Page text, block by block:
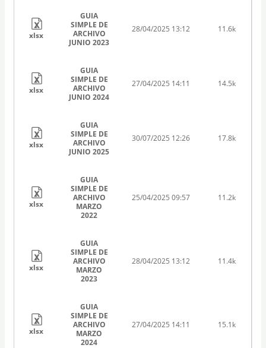
xlsx
GUIA
SIMPLE DE
ARCHIVO
JUNIO 2023
28/04/2025 13:12 11.6k
xlsx
GUIA
SIMPLE DE
ARCHIVO
JUNIO 2024
27/04/2025 14:11 14.5k
xlsx
GUIA
SIMPLE DE
ARCHIVO
JUNIO 2025
30/07/2025 12:26 17.8k
xlsx
GUIA
SIMPLE DE
ARCHIVO
MARZO
2022
25/04/2025 09:57 11.2k
xlsx
GUIA
SIMPLE DE
ARCHIVO
MARZO
2023
28/04/2025 13:12 11.4k
xlsx
GUIA
SIMPLE DE
ARCHIVO
MARZO
2024
27/04/2025 14:11 15.1k